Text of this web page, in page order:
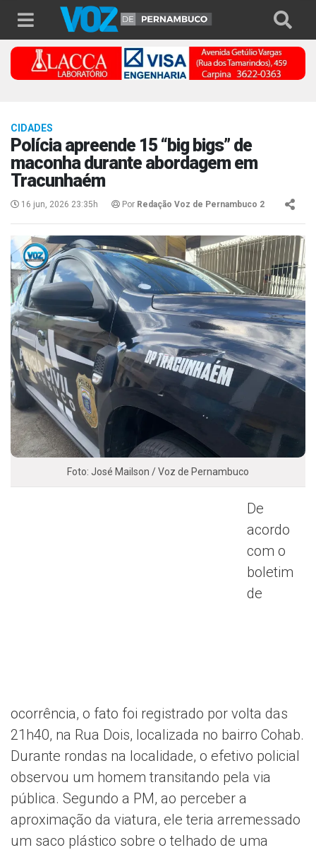
CIDADES
Polícia apreende 15 “big bigs” de
maconha durante abordagem em
Tracunhaém
16 jun, 2026 23:35h Por Redação Voz de Pernambuco 2
Foto: José Mailson / Voz de Pernambuco
De
acordo
com o
boletim
de
ocorrência, o fato foi registrado por volta das
21h40, na Rua Dois, localizada no bairro Cohab.
Durante rondas na localidade, o efetivo policial
observou um homem transitando pela via
pública. Segundo a PM, ao perceber a
aproximação da viatura, ele teria arremessado
um saco plástico sobre o telhado de uma